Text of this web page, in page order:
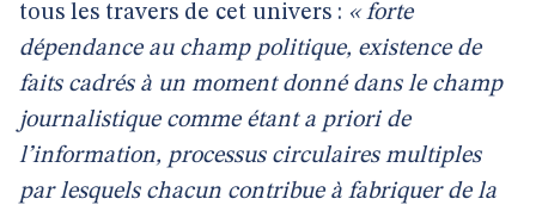
tous les travers de cet univers : « forte
dépendance au champ politique, existence de
faits cadrés à un moment donné dans le champ
journalistique comme étant a priori de
l’information, processus circulaires multiples
par lesquels chacun contribue à fabriquer de la